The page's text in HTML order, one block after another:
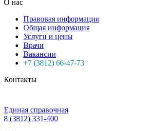
О нас
Правовая информация
Общая информация
Услуги и цены
Врачи
Вакансии
+7 (3812) 66-47-73
Контакты
Единая справочная
8 (3812) 331-400